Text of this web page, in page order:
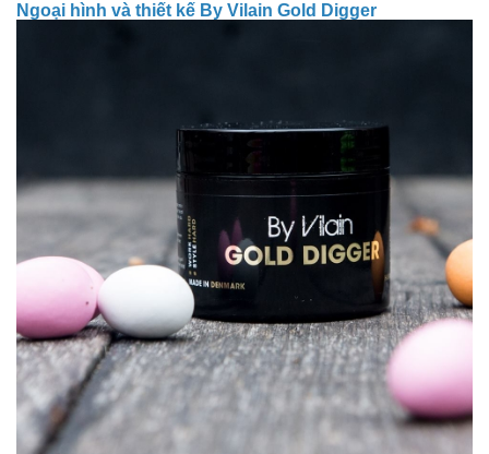
Ngoại hình và thiết kế By Vilain Gold Digger